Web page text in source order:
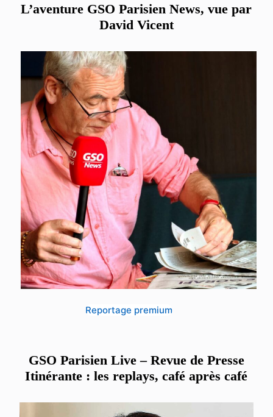
L’aventure GSO Parisien News, vue par
David Vicent
Reportage premium
GSO Parisien Live – Revue de Presse
Itinérante : les replays, café après café